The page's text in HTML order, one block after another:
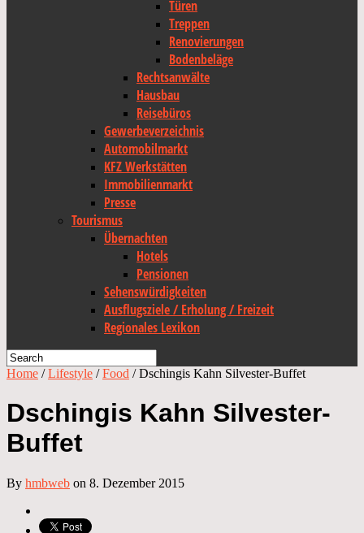
Türen
Treppen
Renovierungen
Bodenbeläge
Rechtsanwälte
Hausbau
Reisebüros
Gewerbeverzeichnis
Automobilmarkt
KFZ Werkstätten
Immobilienmarkt
Presse
Tourismus
Übernachten
Hotels
Pensionen
Sehenswürdigkeiten
Ausflugsziele / Erholung / Freizeit
Regionales Lexikon
Home /Lifestyle /Food /Dschingis Kahn Silvester-Buffet
Dschingis Kahn Silvester-
Buffet
By hmbweb on 8. Dezember 2015